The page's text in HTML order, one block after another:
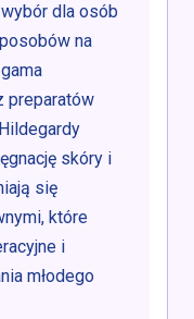
dla osób
na
preparatów
skóry i
się
które
i
młodego